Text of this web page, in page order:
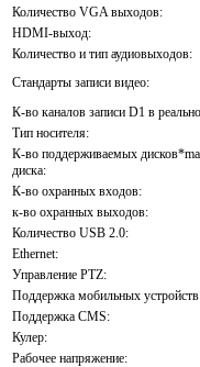
Количество VGA выходов:
HDMI-выход:
Количество и тип аудиовыходов:
Стандарты записи видео:
К-во каналов записи D1 в
Тип носителя:
К-во поддерживаемых
диска:
К-во охранных входов:
к-во охранных выходов:
Количество USB 2.0:
Ethernet:
Управление PTZ:
Поддержка мобильных
Поддержка CMS:
Кулер:
Рабочее напряжение: